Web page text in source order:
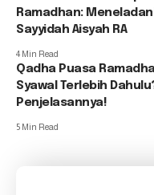
Ramadhan:
Sayyidah Aisyah RA
4 Min Read
Qadha Puasa
Syawal Terlebih
Penjelasannya!
5 Min Read